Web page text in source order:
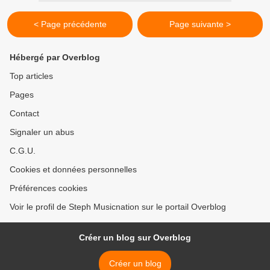
< Page précédente Page suivante >
Hébergé par Overblog
Top articles
Pages
Contact
Signaler un abus
C.G.U.
Cookies et données personnelles
Préférences cookies
Voir le profil de Steph Musicnation sur le portail Overblog
Créer un blog sur Overblog
Créer un blog